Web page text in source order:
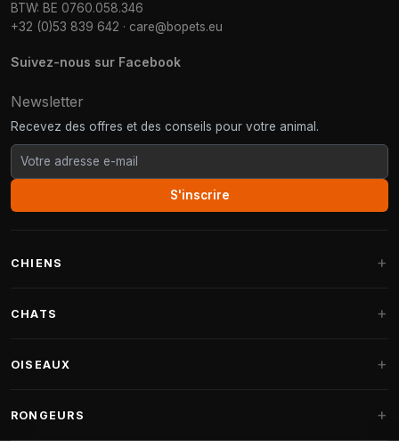
BTW: BE 0760.058.346
+32 (0)53 839 642 · care@bopets.eu
Suivez-nous sur Facebook
Newsletter
Recevez des offres et des conseils pour votre animal.
S'inscrire
CHIENS
Paniers Fantail
CHATS
Arbres à chat Maine Coon
OISEAUX
Nourriture oiseaux d'intérieur
RONGEURS